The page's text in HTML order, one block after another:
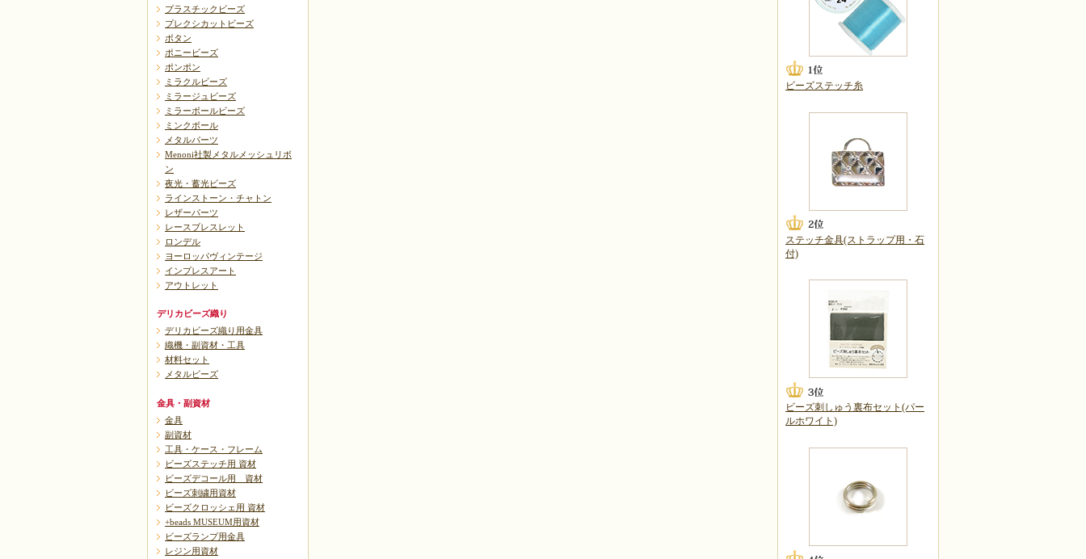
プラスチックビーズ
プレクシカットビーズ
ボタン
ポニービーズ
ポンポン
ミラクルビーズ
ミラージュビーズ
ミラーボールビーズ
ミンクボール
メタルパーツ
Menoni社製メタルメッシュリボ
ン
夜光・蓄光ビーズ
ラインストーン・チャトン
レザーパーツ
レースブレスレット
ロンデル
ヨーロッパヴィンテージ
インプレスアート
アウトレット
デリカビーズ織り
デリカビーズ織り用金具
織機・副資材・工具
材料セット
メタルビーズ
金具・副資材
金具
副資材
工具・ケース・フレーム
ビーズステッチ用 資材
ビーズデコール用 資材
ビーズ刺繍用資材
ビーズクロッシェ用 資材
+beads MUSEUM用資材
ビーズランプ用金具
レジン用資材
ビーズステッチ糸
ステッチ金具(ストラップ用・石
付)
ビーズ刺しゅう裏布セット(パー
ルホワイト)